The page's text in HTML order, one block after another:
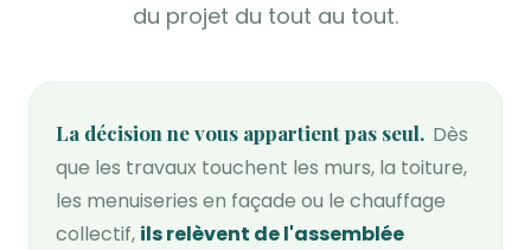
du projet du tout au tout.
La décision ne vous appartient pas seul Dès
que les travaux touchent les murs, la toiture,
les menuiseries en façade ou le chauffage
collectif, ils relèvent de l'assemblée